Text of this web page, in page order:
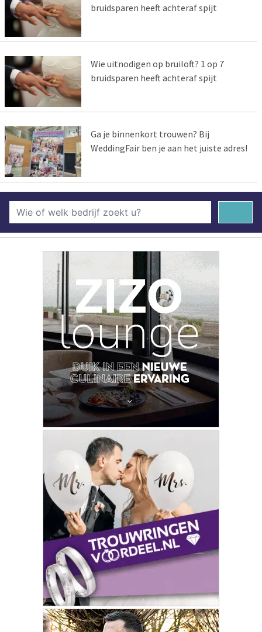
bruidsparen heeft achteraf spijt
Wie uitnodigen op bruiloft? 1 op 7
bruidsparen heeft achteraf spijt
Ga je binnenkort trouwen? Bij
WeddingFair ben je aan het juiste adres!